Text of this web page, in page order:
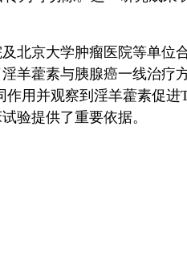
北京大学肿瘤医院等单位
羊藿素与胰腺癌一线治疗
作用并观察到淫羊藿素促进
验提供了重要依据。